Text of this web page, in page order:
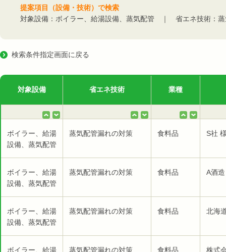
提案項目（設備・技術）で検索
対象設備：ボイラー、給湯設備、蒸気配管 ｜ 省エネ技術：蒸
検索条件指定画面に戻る
対象設備 省エネ技術 業種
ボイラー、給湯
設備、蒸気配管
蒸気配管漏れの対策 食料品 S社
ボイラー、給湯
設備、蒸気配管
蒸気配管漏れの対策 食料品 A酒
ボイラー、給湯
設備、蒸気配管
蒸気配管漏れの対策 食料品 北海
ボイラー、給湯
蒸気配管漏れの対策 食料品
株式